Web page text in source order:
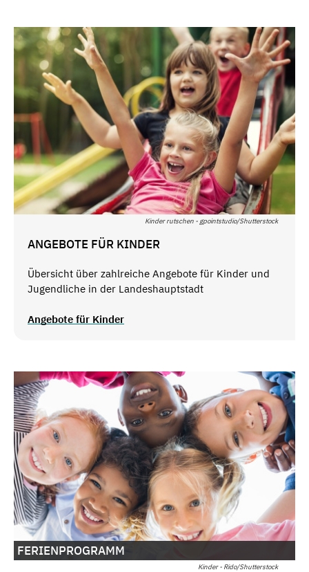
Kinder rutschen - gpointstudio/Shutterstock
ANGEBOTE FÜR KINDER
Übersicht über zahlreiche Angebote für Kinder und
Jugendliche in der Landeshauptstadt
Angebote für Kinder
Kinder - Rido/Shutterstock
FERIENPROGRAMM